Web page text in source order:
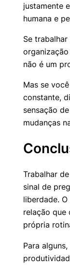
justamente
humana e
Se
não é um
Mas se
constante,
sensação
mudanças
Trabalhar
sinal de
liberdade.
relação que
própria
Para